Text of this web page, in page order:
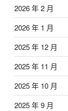
2026 年 2 月
2026 年 1 月
2025 年 12 月
2025 年 11 月
2025 年 10 月
2025 年 9 月